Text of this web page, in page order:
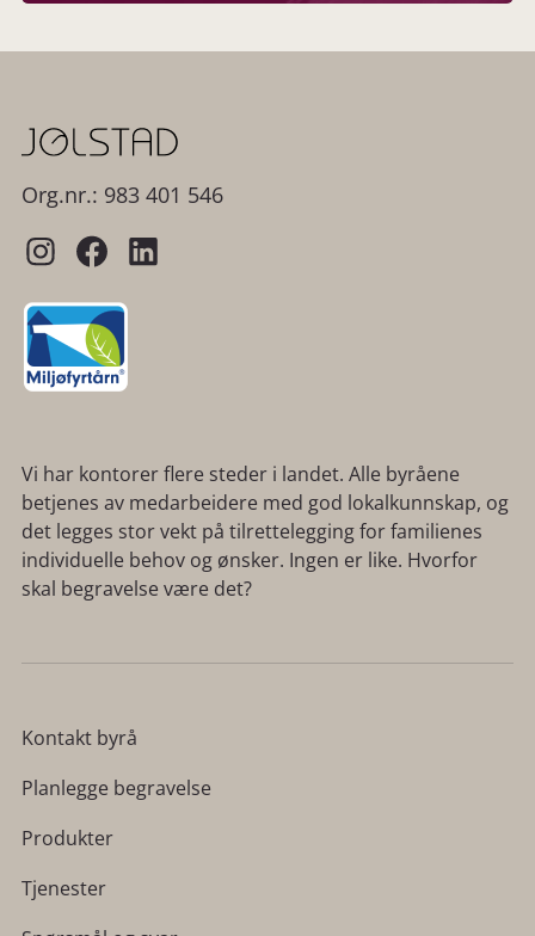
Org.nr.: 983 401 546
Vi har kontorer flere steder i landet. Alle byråene
betjenes av medarbeidere med god lokalkunnskap, og
det legges stor vekt på tilrettelegging for familienes
individuelle behov og ønsker. Ingen er like. Hvorfor
skal begravelse være det?
Kontakt byrå
Planlegge begravelse
Produkter
Tjenester